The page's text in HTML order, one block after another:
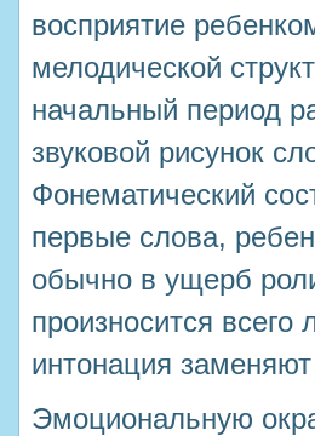
восприятие
мелодической
начальный период
звуковой рисунок
Фонематический
первые слова,
обычно в ущерб
произносится
интонация
Эмоциональную